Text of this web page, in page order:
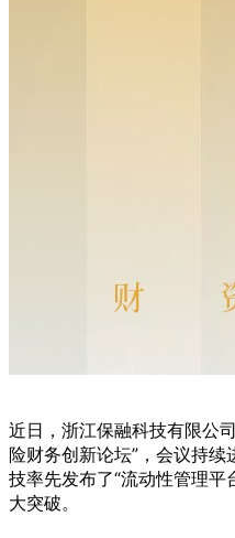
近日，浙江保融科技有限公
险财务创新论坛”，会议持
技率先发布了“流动性管理平
大突破。